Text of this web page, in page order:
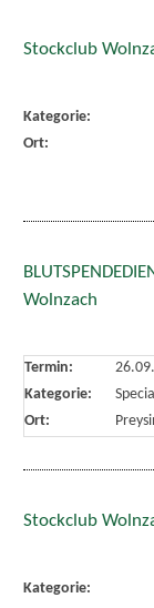
Stockclub
Kategorie:
Ort:
Wolnzach
Termin:
Kategorie:
Ort:
Stockclub
Kategorie: